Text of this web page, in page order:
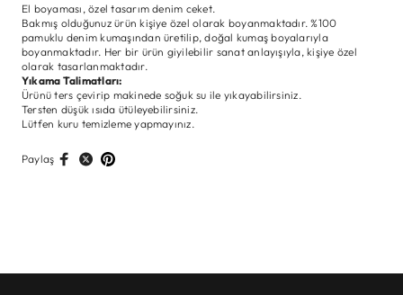
El boyaması, özel tasarım denim ceket.
Bakmış olduğunuz ürün kişiye özel olarak boyanmaktadır. %100
pamuklu denim kumaşından üretilip, doğal kumaş boyalarıyla
boyanmaktadır. Her bir ürün giyilebilir sanat anlayışıyla, kişiye özel
olarak tasarlanmaktadır.
Yıkama Talimatları:
Ürünü ters çevirip makinede soğuk su ile yıkayabilirsiniz.
Tersten düşük ısıda ütüleyebilirsiniz.
Lütfen kuru temizleme yapmayınız.
Paylaş